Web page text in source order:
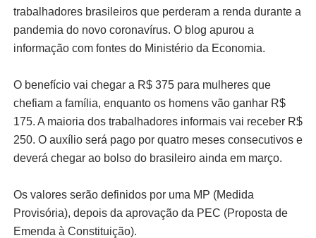
trabalhadores brasileiros que perderam a renda durante a
pandemia do novo coronavírus. O blog apurou a
informação com fontes do Ministério da Economia.
O benefício vai chegar a R$ 375 para mulheres que
chefiam a família, enquanto os homens vão ganhar R$
175. A maioria dos trabalhadores informais vai receber R$
250. O auxílio será pago por quatro meses consecutivos e
deverá chegar ao bolso do brasileiro ainda em março.
Os valores serão definidos por uma MP (Medida
Provisória), depois da aprovação da PEC (Proposta de
Emenda à Constituição).